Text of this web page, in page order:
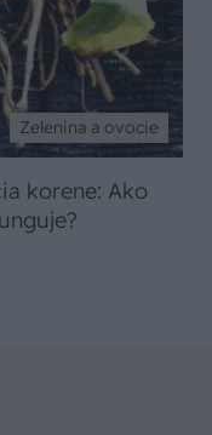
Zelenina a ovocie
korene: Ako